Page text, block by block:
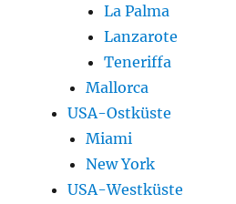
La Palma
Lanzarote
Teneriffa
Mallorca
USA-Ostküste
Miami
New York
USA-Westküste